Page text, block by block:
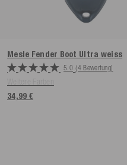
Mesle Fender Boot Ultra weiss
5.0 (4 Bewertung)
34,99 €